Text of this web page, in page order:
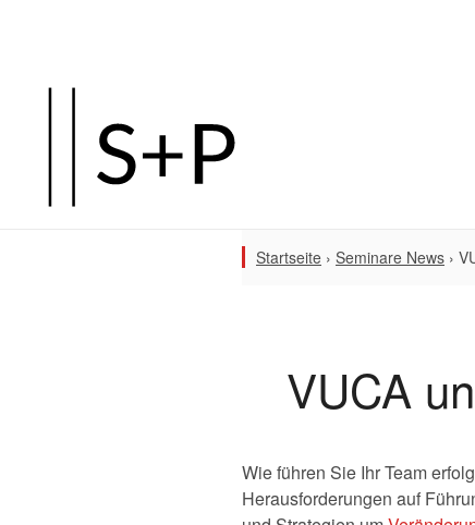
Startseite › Seminare News ›
VUCA
Wie führen Sie Ihr Team
Herausforderungen auf